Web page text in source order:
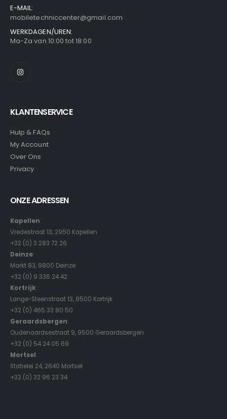
E-MAIL:
mobiletechniccenter@gmail.com
WERKDAGEN/UREN:
Ma-Za van 10:00 tot 18:00
KLANTENSERVICE
Hulp & FAQs
My Account
Over Ons
Privacy
ONZE ADRESSEN
Kapellen:
Vredestraat 13, 2950 Kapellen
+32 (0) 3 283 72 26
Deinze:
Markt 83, 9800 Deinze
+32 (0) 9 336 24 42
Kortrijk:
Lange-Steenstraat 13, 8500 Kortrijk
+32 (0) 465 33 80 50
Geraardsbergen:
Oudenaardsestraat 9, 9500 Geraardsbergen
+32 (0) 54 24 05 69
Mortsel:
Statielei 24, 2640 Mortsel
+32 (0) 32 96 23 34